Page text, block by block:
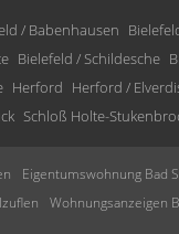
/ Babenhausen
Bielefeld / Schildesche
Herford Herford /
Schloß Holte-
Eigentumswohnung Bad
Wohnungsanzeigen